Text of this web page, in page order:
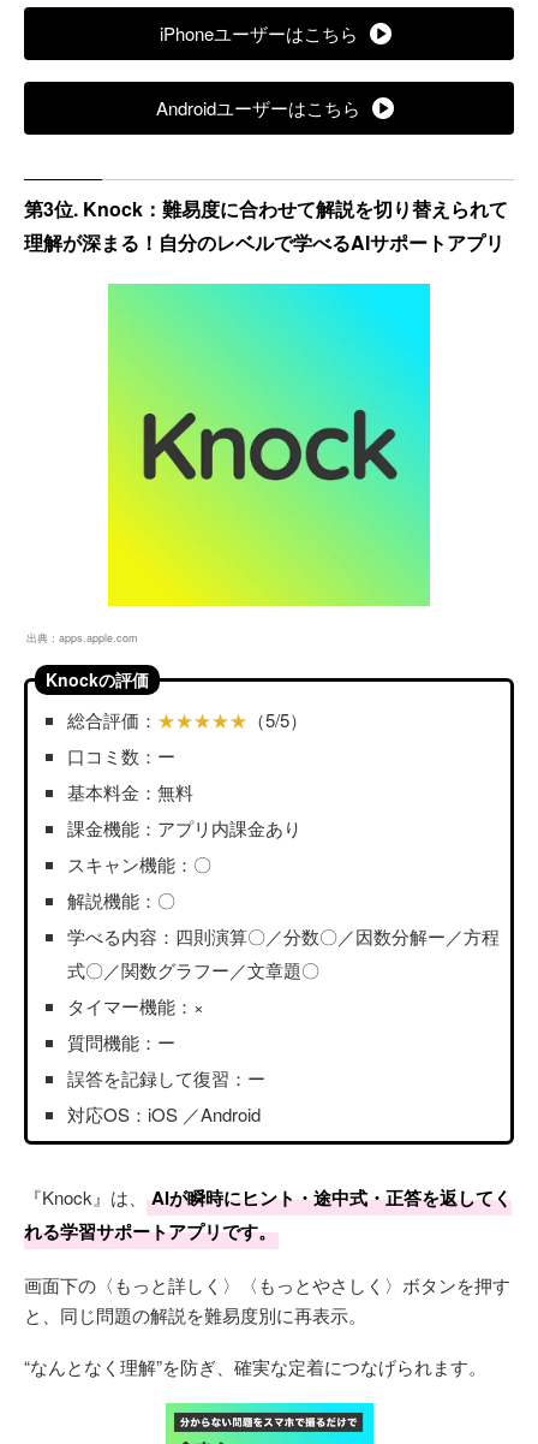
iPhoneユーザーはこちら
Androidユーザーはこちら
第3位. Knock：難易度に合わせて解説を切り替えられて
理解が深まる！自分のレベルで学べるAIサポートアプリ
出典： apps.apple.com
Knockの評価
総合評価： ★★★★★ （5/5）
口コミ数：ー
基本料金：無料
課金機能：アプリ内課金あり
スキャン機能：〇
解説機能：〇
学べる内容：四則演算〇／分数〇／因数分解ー／方程
式〇／関数グラフー／文章題〇
タイマー機能：×
質問機能：ー
誤答を記録して復習：ー
対応OS：iOS ／Android
『Knock』は、
AIが瞬時にヒント・途中式・正答を返してく
れる学習サポートアプリです。
画面下の〈もっと詳しく〉〈もっとやさしく〉ボタンを押す
と、同じ問題の解説を難易度別に再表示。
“なんとなく理解”を防ぎ、確実な定着につなげられます。